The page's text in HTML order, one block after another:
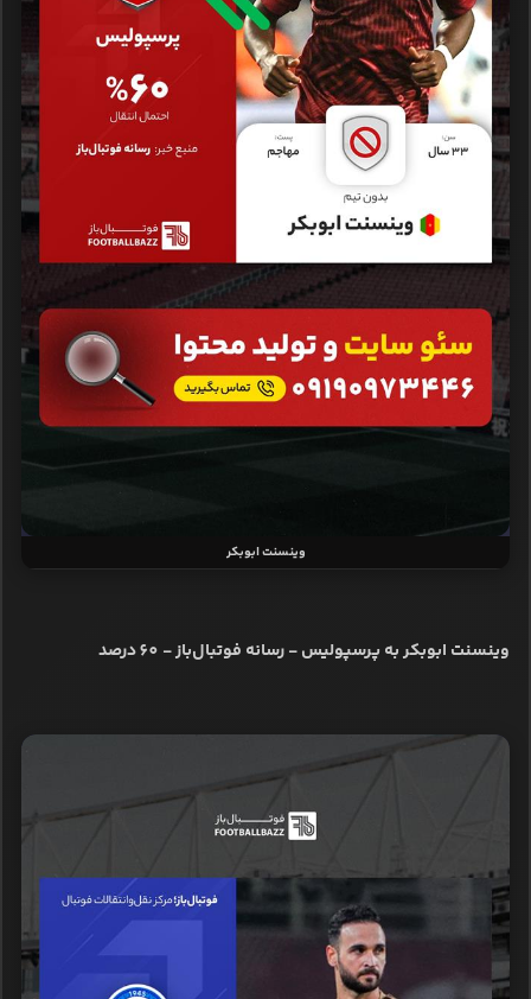
وینسنت ابوبکر
وینسنت ابوبکر به پرسپولیس - رسانه‌ فوتبال‌باز - 60 درصد